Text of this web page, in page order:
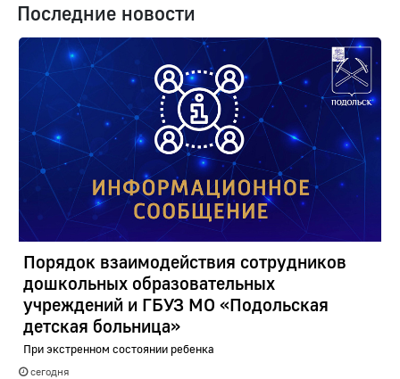
Последние новости
Порядок взаимодействия сотрудников
дошкольных образовательных
учреждений и ГБУЗ МО «Подольская
детская больница»
При экстренном состоянии ребенка
сегодня